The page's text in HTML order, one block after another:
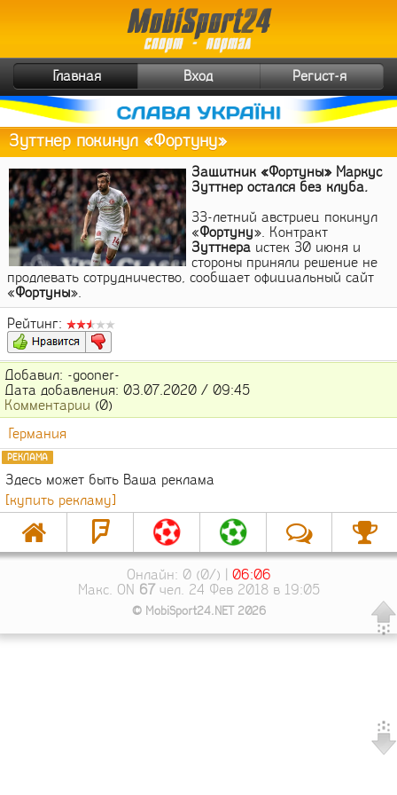
Главная Вход Регист-я
Зуттнер покинул «Фортуну»
Защитник «Фортуны» Маркус
Зуттнер остался без клуба.
33-летний австриец покинул
«Фортуну». Контракт
Зуттнера истек 30 июня и
стороны приняли решение не
продлевать сотрудничество, сообщает официальный сайт
«Фортуны».
Рейтинг:
Добавил: -gooner-
Дата добавления: 03.07.2020 / 09:45
Комментарии (0)
Германия
РЕКЛАМА
Здесь может быть Ваша реклама
[купить рекламу]
Онлайн: 0 (0/) | 06:06
Макс. ON 67чел. 24 Фев 2018 в 19:05
© MobiSport24.NET 2026